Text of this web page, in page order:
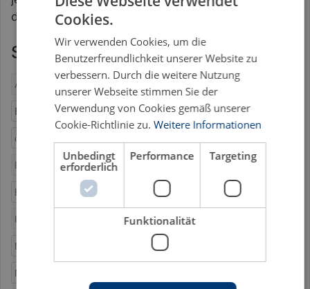
die subjektiven Verhandlungsergebnisse auswirkt.
Schlagworte
Anger Bibliometrics
Bibliometrie Business Co-Citation Analysis
decision-making
Emotions as Social Information (EASI) Model
Entscheidungsfindung Freude
Kozitationsanalyse Meta-Analyse Meta-Analysis
Negotiation Management Negotiation Outcome
Negotiations
Cookies.
Wir verwenden Cookies, um die
Benutzerfreundlichkeit unserer Website zu
verbessern. Durch die weitere Nutzung
unserer Webseite stimmen Sie der
Verwendung von Cookies gemäß unserer
Cookie-Richtlinie zu. Weitere Informationen
Unbedingt
erforderlich
Performance Targeting
Funktionalität